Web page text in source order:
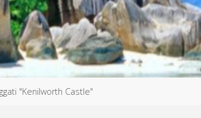
"Kenilworth Castle"